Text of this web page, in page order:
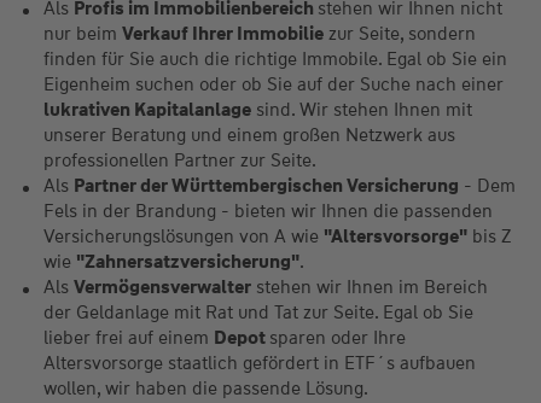
Als Profis im Immobilienbereich stehen wir Ihnen nicht
nur beim Verkauf Ihrer Immobiliezur Seite, sondern
finden für Sie auch die richtige Immobile. Egal ob Sie ein
Eigenheim suchen oder ob Sie auf der Suche nach einer
lukrativen Kapitalanlagesind. Wir stehen Ihnen mit
unserer Beratung und einem großen Netzwerk aus
professionellen Partner zur Seite.
Als Partner der Württembergischen Versicherung - Dem
Fels in der Brandung - bieten wir Ihnen die passenden
Versicherungslösungen von A wie "Altersvorsorge"bis Z
wie "Zahnersatzversicherung".
Als Vermögensverwalterstehen wir Ihnen im Bereich
der Geldanlage mit Rat und Tat zur Seite. Egal ob Sie
lieber frei auf einem Depot sparen oder Ihre
Altersvorsorge staatlich gefördert in ETF´s aufbauen
wollen, wir haben die passende Lösung.